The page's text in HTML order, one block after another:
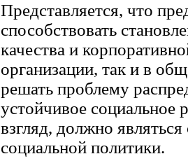
Представляется, что
способствовать
качества и
организации, так и в
решать проблему
устойчивое социальное
взгляд, должно
социальной политики.